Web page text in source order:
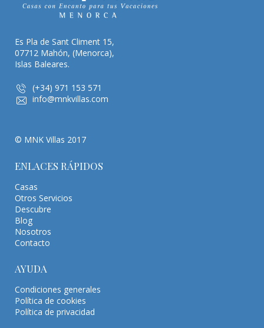
Es Pla de Sant Climent 15,
07712 Mahón, (Menorca),
Islas Baleares.
(+34) 971 153 571
info@mnkvillas.com
© MNK Villas 2017
ENLACES RÁPIDOS
Casas
Otros Servicios
Descubre
Blog
Nosotros
Contacto
AYUDA
Condiciones generales
Política de cookies
Política de privacidad